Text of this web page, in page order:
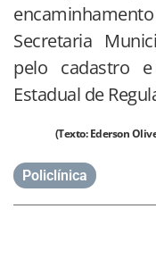
Secretaria
pelo cadastro
Estadual de
(Texto: Ederson
Policlínica